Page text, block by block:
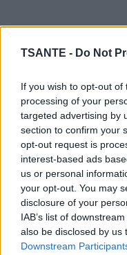
TSANTE - Do Not
If you wish to opt-out
processing of your
targeted advertising by
section to confirm your
opt-out request is
interest-based ads
us or personal
your opt-out. You may
disclosure of your
IAB’s list of
also be disclosed by us
Downstream
Préparation : Dans un
mélangez-les bien.
et puis remuez bien.
bocal, scellez et
Consommez une
une demi-heure avant
prendre ce mélange 3
repas. Ce mélange
globale et agira